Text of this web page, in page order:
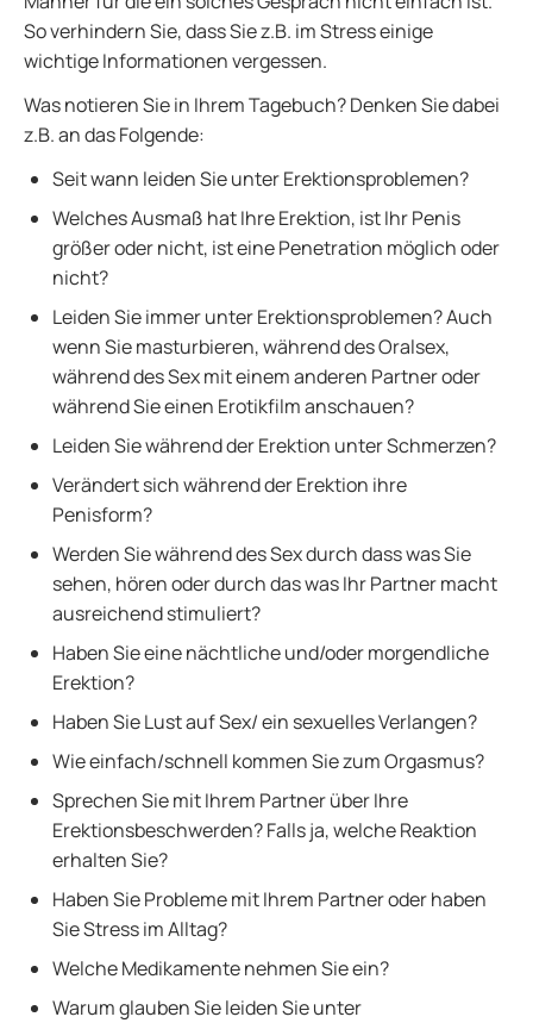
So verhindern Sie, dass Sie z.B. im Stress einige
wichtige Informationen vergessen.
Was notieren Sie in Ihrem Tagebuch? Denken Sie dabei
z.B. an das Folgende:
Seit wann leiden Sie unter Erektionsproblemen?
Welches Ausmaß hat Ihre Erektion, ist Ihr Penis
größer oder nicht, ist eine Penetration möglich oder
nicht?
Leiden Sie immer unter Erektionsproblemen? Auch
wenn Sie masturbieren, während des Oralsex,
während des Sex mit einem anderen Partner oder
während Sie einen Erotikfilm anschauen?
Leiden Sie während der Erektion unter Schmerzen?
Verändert sich während der Erektion ihre
Penisform?
Werden Sie während des Sex durch dass was Sie
sehen, hören oder durch das was Ihr Partner macht
ausreichend stimuliert?
Haben Sie eine nächtliche und/oder morgendliche
Erektion?
Haben Sie Lust auf Sex/ ein sexuelles Verlangen?
Wie einfach/schnell kommen Sie zum Orgasmus?
Sprechen Sie mit Ihrem Partner über Ihre
Erektionsbeschwerden? Falls ja, welche Reaktion
erhalten Sie?
Haben Sie Probleme mit Ihrem Partner oder haben
Sie Stress im Alltag?
Welche Medikamente nehmen Sie ein?
Warum glauben Sie leiden Sie unter